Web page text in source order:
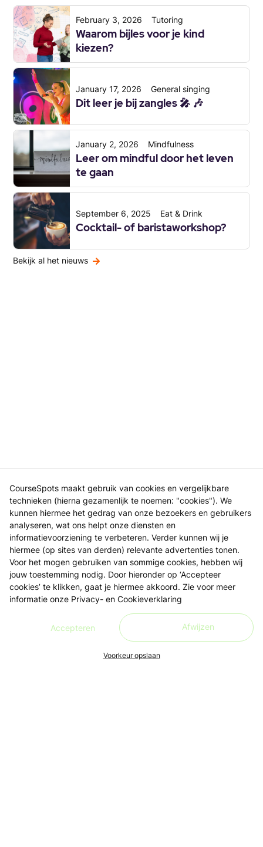
CourseSpots maakt gebruik van cookies en vergelijkbare
technieken (hierna gezamenlijk te noemen: "cookies"). We
kunnen hiermee het gedrag van onze bezoekers en gebruikers
analyseren, wat ons helpt onze diensten en
informatievoorziening te verbeteren. Verder kunnen wij je
hiermee (op sites van derden) relevante advertenties tonen.
Voor het mogen gebruiken van sommige cookies, hebben wij
jouw toestemming nodig. Door hieronder op ‘Accepteer
cookies’ te klikken, gaat je hiermee akkoord. Zie voor meer
informatie onze Privacy- en Cookieverklaring
Accepteren Afwijzen
Voorkeur opslaan
February 3, 2026 Tutoring
Waarom bijles voor je kind
kiezen?
January 17, 2026 General singing
Dit leer je bij zangles 🎤 🎶
January 2, 2026 Mindfulness
Leer om mindful door het leven
te gaan
September 6, 2025 Eat & Drink
Cocktail- of baristaworkshop?
Bekijk al het nieuws